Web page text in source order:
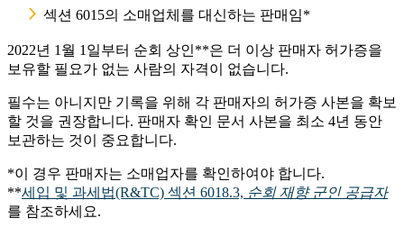
섹션 6015의 소매업체를 대신하는 판매임*
2022년 1월 1일부터 순회 상인**은 더 이상 판매자 허가증을
보유할 필요가 없는 사람의 자격이 없습니다.
필수는 아니지만 기록을 위해 각 판매자의 허가증 사본을 확보
할 것을 권장합니다. 판매자 확인 문서 사본을 최소 4년 동안
보관하는 것이 중요합니다.
*이 경우 판매자는 소매업자를 확인하여야 합니다.
**세입 및 과세법(R&TC) 섹션 6018.3, 순회 재향 군인 공급자
를 참조하세요.